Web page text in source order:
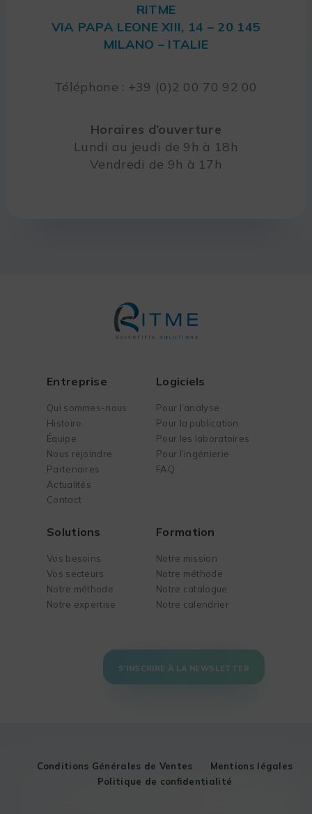
RITME
VIA PAPA LEONE XIII, 14 – 20 145
MILANO – ITALIE
Téléphone : +39 (0)2 00 70 92 00
Horaires d’ouverture
Lundi au jeudi de 9h à 18h
Vendredi de 9h à 17h
Entreprise
Qui sommes-nous
Histoire
Équipe
Nous rejoindre
Partenaires
Actualités
Contact
Logiciels
Pour l’analyse
Pour la publication
Pour les laboratoires
Pour l’ingénierie
FAQ
Solutions
Vos besoins
Vos secteurs
Notre méthode
Notre expertise
Formation
Notre mission
Notre méthode
Notre catalogue
Notre calendrier
S'INSCRIRE À LA NEWSLETTER
Conditions Générales de Ventes
Mentions légales
Politique de confidentialité